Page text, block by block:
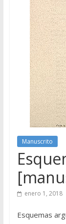
Manuscrito
enero 1, 2018
Esquemas